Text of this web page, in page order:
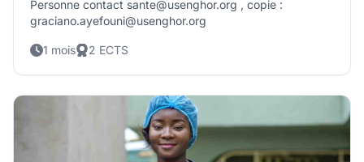
étapes clés. Vous souhaitez rencontrer et confronter vos
expériences et pratiques avec d’autres professionnels en
Personne contact sante@usenghor.org , copie :
graciano.ayefouni@usenghor.org
1 mois 2 ECTS